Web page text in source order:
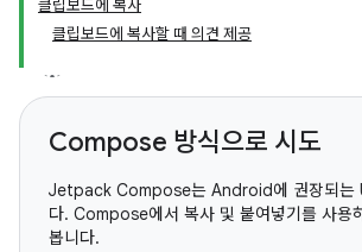
클립보드에 복사
클립보드에 복사할 때 의견 제공
Compose 방식으로 시도
Jetpack Compose는 Android에 권장되는
다. Compose에서 복사 및 붙여넣기를 사용
봅니다.